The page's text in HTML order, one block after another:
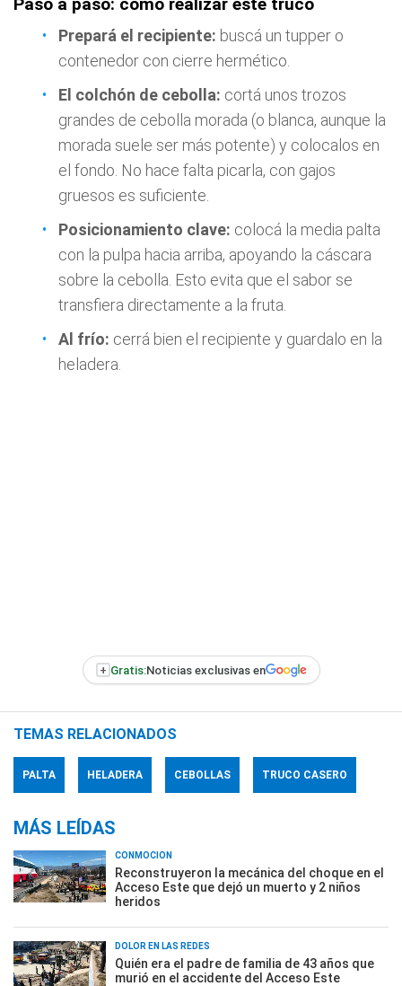
Prepará el recipiente: buscá un tupper o
contenedor con cierre hermético.
El colchón de cebolla: cortá unos trozos
grandes de cebolla morada (o blanca, aunque la
morada suele ser más potente) y colocalos en
el fondo. No hace falta picarla, con gajos
gruesos es suficiente.
Posicionamiento clave: colocá la media palta
con la pulpa hacia arriba, apoyando la cáscara
sobre la cebolla. Esto evita que el sabor se
transfiera directamente a la fruta.
Al frío: cerrá bien el recipiente y guardalo en la
heladera.
+ Gratis:Noticias exclusivas en
TEMAS RELACIONADOS
PALTA HELADERA CEBOLLAS TRUCO CASERO
MÁS LEÍDAS
CONMOCIÓN
Reconstruyeron la mecánica del choque en el
Acceso Este que dejó un muerto y 2 niños
heridos
DOLOR EN LAS REDES
Quién era el padre de familia de 43 años que
murió en el accidente del Acceso Este